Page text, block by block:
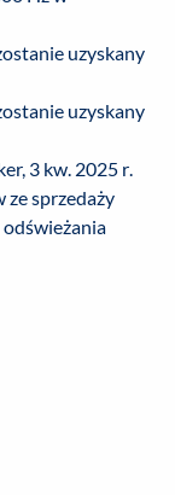
uzyskany
uzyskany
3 kw. 2025 r.
ze sprzedaży